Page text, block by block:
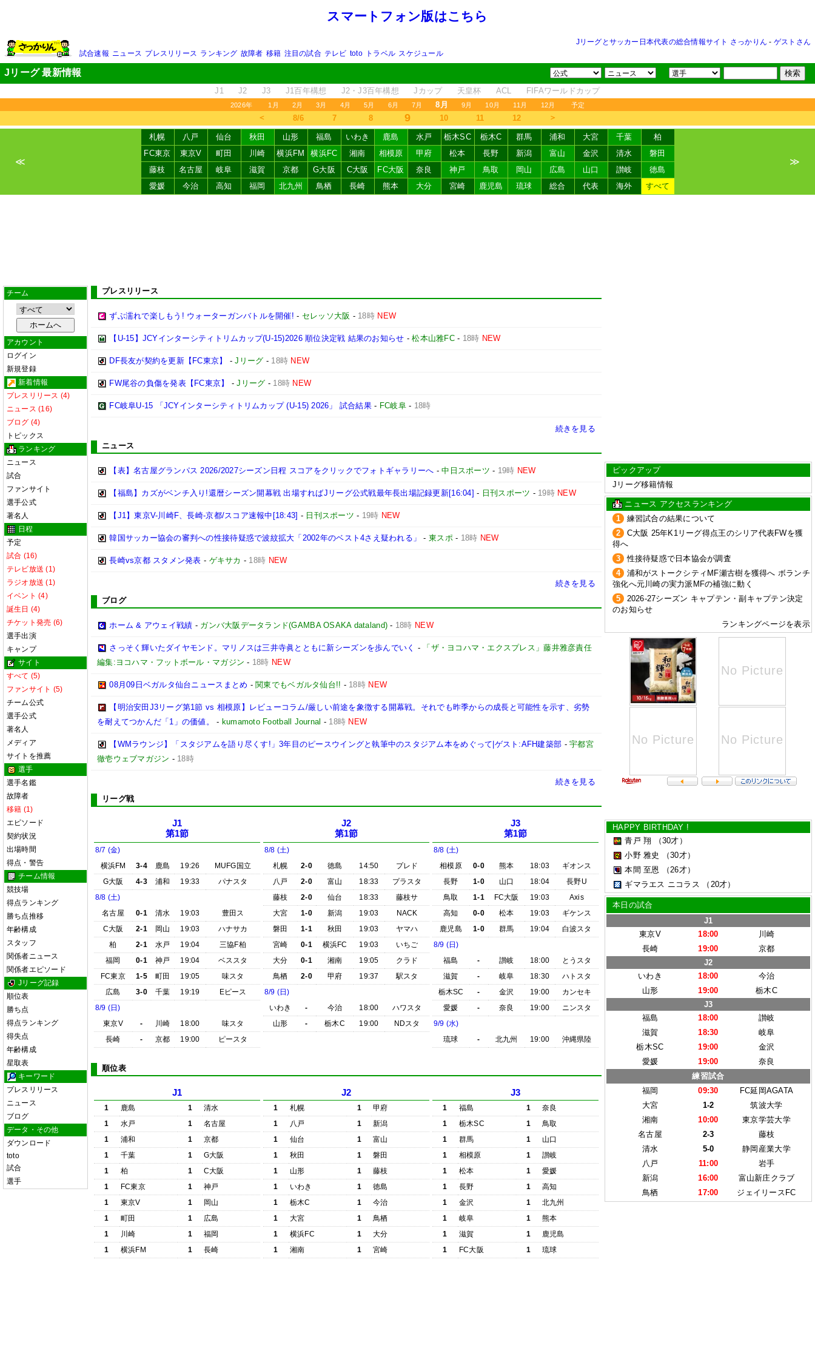
スマートフォン版はこちら
Jリーグとサッカー日本代表の総合情報サイト さっかりん - ゲストさん
試合速報 ニュース プレスリリース ランキング 故障者 移籍 注目の試合 テレビ toto トラベル スケジュール
Jリーグ 最新情報
J1 J2 J3 J1百年構想 J2・J3百年構想 Jカップ 天皇杯 ACL FIFAワールドカップ
2026年 1月 2月 3月 4月 5月 6月 7月 8月 9月 10月 11月 12月 予定
＜ 8/6 7 8 9 10 11 12 ＞
≪
札幌 八戸 仙台 秋田 山形 福島 いわき 鹿島 水戸 栃木SC 栃木C 群馬 浦和 大宮 千葉
柏
FC東京
東京V 町田 川崎 横浜FM 横浜FC 湘南 相模原 甲府 松本 長野 新潟 富山 金沢 清水
磐田
藤枝
名古屋 岐阜 滋賀 京都 G大阪 C大阪 FC大阪 奈良 神戸 鳥取 岡山 広島 山口 讃岐
徳島
愛媛
今治 高知 福岡 北九州 鳥栖 長崎 熊本 大分 宮崎 鹿児島 琉球 総合 代表 海外 すべて
≫
チーム
アカウント
ログイン
新規登録
新着情報
プレスリリース (4)
ニュース (16)
ブログ (4)
トピックス
ランキング
ニュース
試合
ファンサイト
選手公式
著名人
日程
予定
試合 (16)
テレビ放送 (1)
ラジオ放送 (1)
イベント (4)
誕生日 (4)
チケット発売 (6)
選手出演
キャンプ
サイト
すべて (5)
ファンサイト (5)
チーム公式
選手公式
著名人
メディア
サイトを推薦
選手
選手名鑑
故障者
移籍 (1)
エピソード
契約状況
出場時間
得点・警告
チーム情報
競技場
得点ランキング
勝ち点推移
年齢構成
スタッフ
関係者ニュース
関係者エピソード
Jリーグ記録
順位表
勝ち点
得点ランキング
得失点
年齢構成
星取表
キーワード
プレスリリース
ニュース
ブログ
データ・その他
ダウンロード
toto
試合
選手
プレスリリース
ずぶ濡れで楽しもう! ウォーターガンバトルを開催! - セレッソ大阪 - 18時 NEW
【U-15】JCYインターシティトリムカップ(U-15)2026 順位決定戦 結果のお知らせ -松本山雅FC- 18時 NEW
DF長友が契約を更新【FC東京】 -Jリーグ - 18時 NEW
FW尾谷の負傷を発表【FC東京】 -Jリーグ - 18時 NEW
FC岐阜U-15 「JCYインターシティトリムカップ (U-15) 2026」 試合結果 - FC岐阜- 18時
続きを見る
ニュース
【表】名古屋グランパス 2026/2027シーズン日程 スコアをクリックでフォトギャラリーへ -中日スポーツ - 19時 NEW
【福島】カズがベンチ入り!還暦シーズン開幕戦 出場すればJリーグ公式戦最年長出場記録更新[16:04] - 日刊スポーツ - 19時 NEW
【J1】東京V-川崎F、長崎-京都/スコア速報中[18:43] - 日刊スポーツ - 19時 NEW
韓国サッカー協会の審判への性接待疑惑で波紋拡大「2002年のベスト4さえ疑われる」 -東スポ- 18時 NEW
長崎vs京都 スタメン発表 - ゲキサカ - 18時 NEW
続きを見る
ブログ
ホーム & アウェイ戦績 - ガンバ大阪データランド(GAMBA OSAKA dataland) - 18時 NEW
さっそく輝いたダイヤモンド。マリノスは三井寺眞とともに新シーズンを歩んでいく -
「ザ・ヨコハマ・エクスプレス」藤井雅彦責任
編集:ヨコハマ・フットボール・マガジン - 18時 NEW
08月09日ベガルタ仙台ニュースまとめ - 関東でもベガルタ仙台!! - 18時 NEW
【明治安田J3リーグ第1節 vs 相模原】レビューコラム/厳しい前途を象徴する開幕戦。それでも昨季からの成長と可能性を示す、劣勢
を耐えてつかんだ「1」の価値。
- kumamoto Football Journal - 18時 NEW
【WMラウンジ】「スタジアムを語り尽くす!」3年目のピースウイングと執筆中のスタジアム本をめぐって|ゲスト:AFH建築部 -宇都宮
徹壱ウェブマガジン - 18時
続きを見る
リーグ戦
J1
第1節
8/7 (金)
横浜FM
3-4 鹿島 19:26
MUFG国立
G大阪
4-3 浦和 19:33
パナスタ
8/8 (土)
名古屋
0-1 清水 19:03
豊田ス
C大阪
2-1 岡山 19:03
ハナサカ
柏
2-1 水戸 19:04
三協F柏
福岡
0-1 神戸 19:04
ベススタ
FC東京
1-5 町田 19:05
味スタ
広島
3-0 千葉 19:19
Eピース
8/9 (日)
東京V
- 川崎 18:00
味スタ
長崎
- 京都 19:00 ピースタ
J2
第1節
8/8 (土)
札幌
2-0 徳島 14:50
プレド
八戸
2-0 富山 18:33
プラスタ
藤枝
2-0 仙台 18:33
藤枝サ
大宮
1-0 新潟 19:03
NACK
磐田
1-1 秋田 19:03
ヤマハ
宮崎
0-1 横浜FC 19:03
いちご
大分
0-1 湘南 19:05
クラド
鳥栖
2-0 甲府 19:37
駅スタ
8/9 (日)
いわき
- 今治 18:00
ハワスタ
山形
- 栃木C 19:00 NDスタ
J3
第1節
8/8 (土)
相模原
0-0 熊本 18:03
ギオンス
長野
1-0 山口 18:04
長野U
鳥取
1-1 FC大阪 19:03
Axis
高知
0-0 松本 19:03
ギケンス
鹿児島
1-0 群馬 19:04
白波スタ
8/9 (日)
福島
- 讃岐 18:00
とうスタ
滋賀
- 岐阜 18:30
ハトスタ
栃木SC
- 金沢 19:00
カンセキ
愛媛
- 奈良 19:00
ニンスタ
9/9 (水)
琉球
- 北九州 19:00 沖縄県陸
順位表
J1
1 鹿島 1
清水
1
水戸 1
名古屋
1
浦和 1
京都
1
千葉 1
G大阪
1
柏 1
C大阪
1
FC東京 1
神戸
1
東京V 1
岡山
1
町田 1
広島
1
川崎 1
福岡
1
横浜FM 1 長崎
J2
1 札幌 1
甲府
1
八戸 1
新潟
1
仙台 1
富山
1
秋田 1
磐田
1
山形 1
藤枝
1
いわき 1
徳島
1
栃木C 1
今治
1
大宮 1
鳥栖
1
横浜FC 1
大分
1
湘南 1 宮崎
J3
1 福島 1
奈良
1
栃木SC 1
鳥取
1
群馬 1
山口
1
相模原 1
讃岐
1
松本 1
愛媛
1
長野 1
高知
1
金沢 1
北九州
1
岐阜 1
熊本
1
滋賀 1
鹿児島
1
FC大阪 1 琉球
ピックアップ
Jリーグ移籍情報
ニュース アクセスランキング
1
練習試合の結果について
2
C大阪 25年K1リーグ得点王のシリア代表FWを獲
得へ
3
性接待疑惑で日本協会が調査
4
浦和がストークシティMF瀬古樹を獲得へ ボランチ
強化へ元川崎の実力派MFの補強に動く
5
2026-27シーズン キャプテン・副キャプテン決定
のお知らせ
ランキングページを表示
HAPPY BIRTHDAY !
青戸 翔
（30才）
小野 雅史
（30才）
本間 至恩
（26才）
ギマラエス ニコラス
（20才）
本日の試合
J1
東京V
18:00
川崎
長崎
19:00
京都
J2
いわき
18:00
今治
山形
19:00
栃木C
J3
福島
18:00
讃岐
滋賀
18:30
岐阜
栃木SC
19:00
金沢
愛媛
19:00
奈良
練習試合
福岡
09:30
FC延岡AGATA
大宮
1-2
筑波大学
湘南
10:00
東京学芸大学
名古屋
2-3
藤枝
清水
5-0
静岡産業大学
八戸
11:00
岩手
新潟
16:00
富山新庄クラブ
鳥栖
17:00 ジェイリースFC